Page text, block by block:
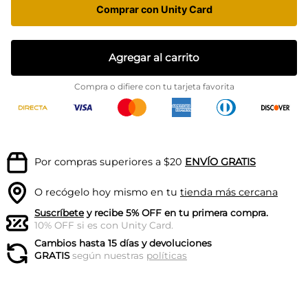
Comprar con Unity Card
Agregar al carrito
Compra o difiere con tu tarjeta favorita
Por compras superiores a $20 ENVÍO GRATIS
O recógelo hoy mismo en tu tienda más cercana
Suscríbetey recibe 5% OFF en tu primera compra.
10% OFF si es con Unity Card.
Cambios hasta 15 días y devoluciones
GRATISsegún nuestras políticas